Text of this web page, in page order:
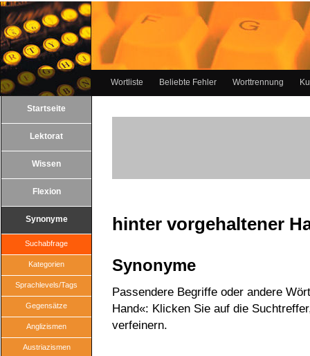
Wortliste Beliebte Fehler Worttrennung
Startseite
Lektorat
Wissen
Flexion
Synonyme
Suchabfrage
Kategorien
Sprachlevels/Tags
Gegensätze
Anglizismen
Austriazismen
hinter vorgehaltener
Synonyme
Passendere Begriffe oder andere
Hand«: Klicken Sie auf die
verfeinern.